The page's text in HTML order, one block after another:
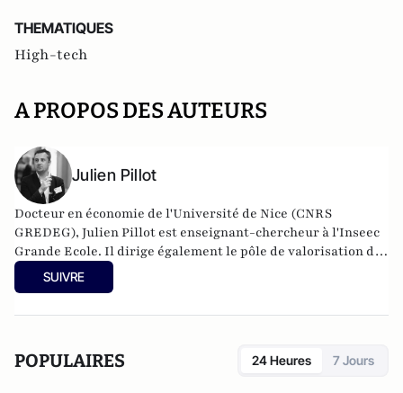
THEMATIQUES
High-tech
A PROPOS DES AUTEURS
Julien Pillot
Docteur en économie de l'Université de Nice (CNRS
GREDEG), Julien Pillot est enseignant-chercheur à l'Inseec
Grande Ecole. Il dirige également le pôle de valorisation de
la recherche de la Faculté du groupe OMNES Education. Il
intervient également à l'Université Paris Saclay, ainsi que
des impacts économiques, sociaux et environnementaux de
SUIVRE
POPULAIRES 24 Heures 7 Jours